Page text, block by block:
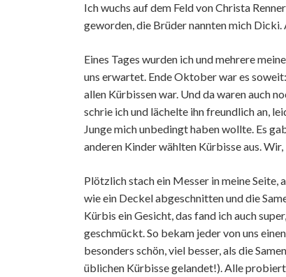
Ich wuchs auf dem Feld von Christa
geworden, die Brüder nannten mich
Eines Tages wurden ich und mehrere
uns erwartet. Ende Oktober war es
allen Kürbissen war. Und da waren auch
schrie ich und lächelte ihn freundlich an,
Junge mich unbedingt haben wollte. Es
anderen Kinder wählten Kürbisse aus.
Plötzlich stach ein Messer in meine
wie ein Deckel abgeschnitten und die
Kürbis ein Gesicht, das fand ich auch
geschmückt. So bekam jeder von uns
besonders schön, viel besser, als die
üblichen Kürbisse gelandet!). Alle